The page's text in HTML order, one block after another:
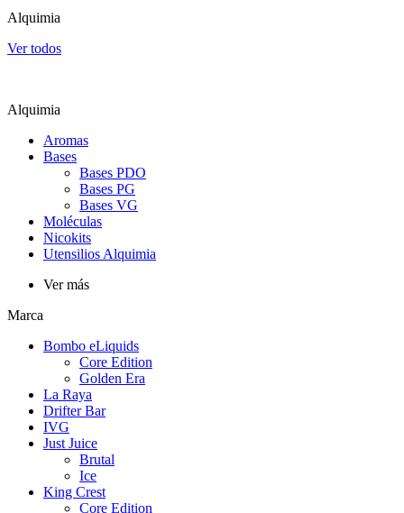
Alquimia
Ver todos
Alquimia
Aromas
Bases
Bases PDO
Bases PG
Bases VG
Moléculas
Nicokits
Utensilios Alquimia
Ver más
Marca
Bombo eLiquids
Core Edition
Golden Era
La Raya
Drifter Bar
IVG
Just Juice
Brutal
Ice
King Crest
Core Edition